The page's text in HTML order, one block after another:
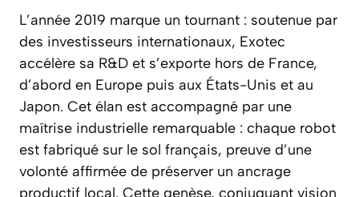
L’année 2019 marque un tournant : soutenue par
des investisseurs internationaux, Exotec
accélère sa R&D et s’exporte hors de France,
d’abord en Europe puis aux États-Unis et au
Japon. Cet élan est accompagné par une
maîtrise industrielle remarquable : chaque robot
est fabriqué sur le sol français, preuve d’une
volonté affirmée de préserver un ancrage
productif local. Cette genèse, conjuguant vision